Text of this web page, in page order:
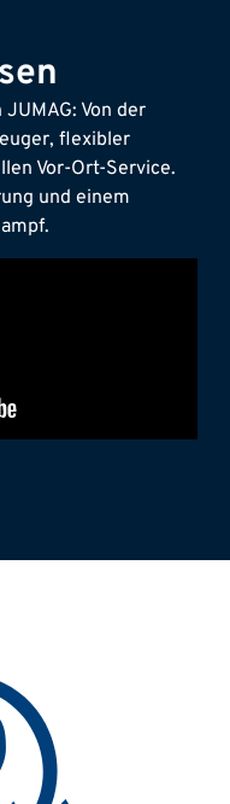
Von der
flexibler
Vor-Ort-Service.
und einem